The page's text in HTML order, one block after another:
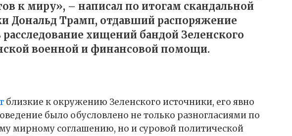
к миру», – написал по итогам скандальной
Дональд Трамп, отдавший распоряжение
расследование хищений бандой Зеленского
военной и финансовой помощи.
близкие к окружению Зеленского источники, его явно
было обусловлено не только разногласиями по
мирному соглашению, но и суровой политической